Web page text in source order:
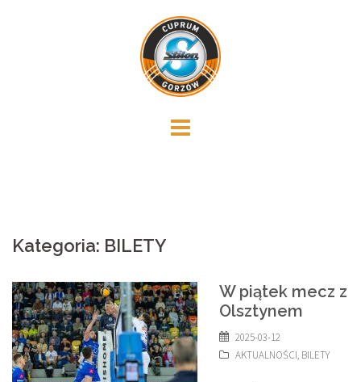
Kategoria: BILETY
W piątek mecz z
Olsztynem
2025-03-12
AKTUALNOŚCI, BILETY